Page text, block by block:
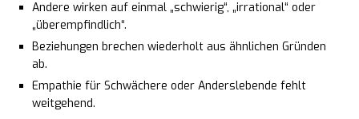
Andere wirken auf einmal „schwierig“, „irrational“ oder
„überempfindlich“.
Beziehungen brechen wiederholt aus ähnlichen Gründen
ab.
Empathie für Schwächere oder Anderslebende fehlt
weitgehend.